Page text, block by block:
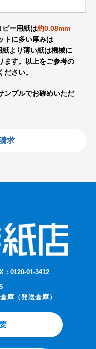
ピー用紙は約0.08mm
トに多い厚みは
より薄い紙は機械に
ます。以上をご参考の
さい。
ンプルでお確めいただ
求
：0120-01-3412
庫（発送倉庫）